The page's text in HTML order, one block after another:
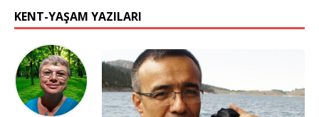
KENT-YAŞAM YAZILARI